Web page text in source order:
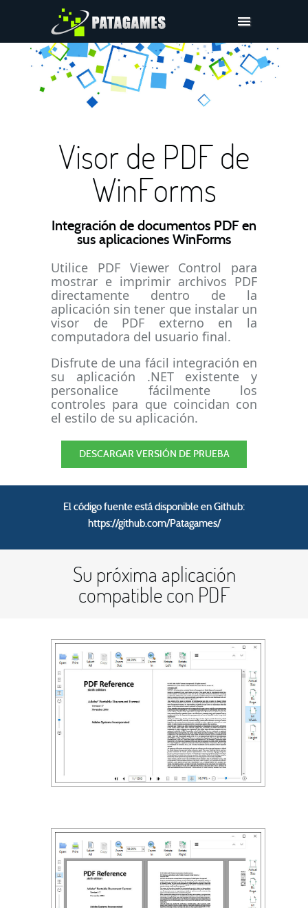
Pdfium.Net SDK
Ayuda
Compañía
Descargar
Visor de PDF de
WinForms
Integración de documentos PDF en
sus aplicaciones WinForms
Utilice PDF Viewer Control para
mostrar e imprimir archivos PDF
directamente dentro de la
aplicación sin tener que instalar un
visor de PDF externo en la
computadora del usuario final.
Disfrute de una fácil integración en
su aplicación .NET existente y
personalice fácilmente los
controles para que coincidan con
el estilo de su aplicación.
DESCARGAR VERSIÓN DE PRUEBA
El código fuente está disponible en Github:
https://github.com/Patagames/
Su próxima aplicación
compatible con PDF